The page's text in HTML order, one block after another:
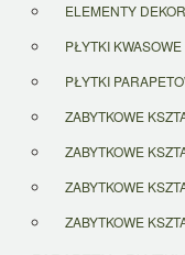
ELEMENTY
PŁYTKI
PŁYTKI
ZABYTKOWE
ZABYTKOWE
ZABYTKOWE
ZABYTKOWE